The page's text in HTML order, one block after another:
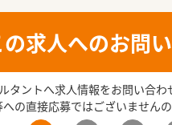
の求人へのお問
タントへ求人情報をお問い合わ
への直接応募ではございませんの